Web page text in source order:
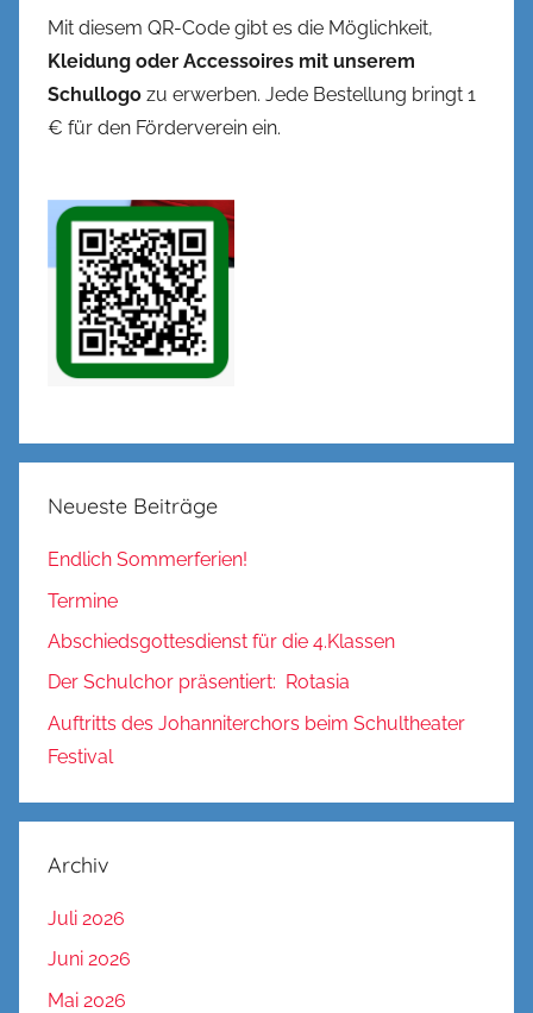
Mit diesem QR-Code gibt es die Möglichkeit,
Kleidung oder Accessoires mit unserem
Schullogo zu erwerben. Jede Bestellung bringt 1
€ für den Förderverein ein.
Neueste Beiträge
Endlich Sommerferien!
Termine
Abschiedsgottesdienst für die 4.Klassen
Der Schulchor präsentiert: Rotasia
Auftritts des Johanniterchors beim Schultheater
Festival
Archiv
Juli 2026
Juni 2026
Mai 2026